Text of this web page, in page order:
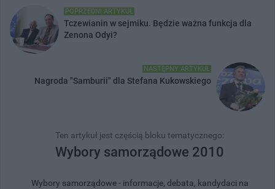
POPRZEDNI ARTYKUŁ
Tczewianin w sejmiku. Będzie ważna funkcja dla
Zenona Odyi?
NASTĘPNY ARTYKUŁ
Nagroda "Samburii" dla Stefana Kukowskiego
Ten artykuł jest częścią bloku tematycznego:
Wybory samorządowe 2010
Wybory samorządowe - informacje, debata, kandydaci na